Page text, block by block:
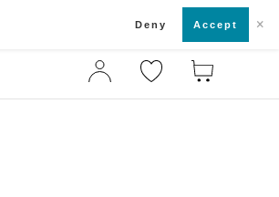
Deny Accept ×